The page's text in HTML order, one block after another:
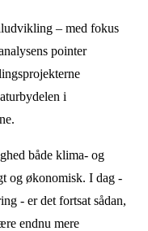
– med fokus
pointer
i
både klima- og
og økonomisk. I dag -
- er det fortsat sådan,
endnu mere